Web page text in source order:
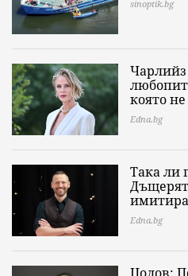
sinoptik.bg
Чарлийз
която
Edna.bg
Така ли
имитира
Edna.bg